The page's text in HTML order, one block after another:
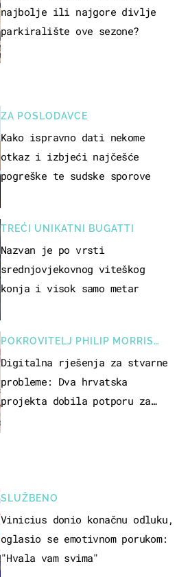
najbolje ili najgore divlje
parkiralište ove sezone?
SLUŽBENO
Vinicius donio konačnu odluku,
oglasio se emotivnom porukom:
"Hvala vam svima"
ZA POSLODAVCE
Kako ispravno dati nekome
otkaz i izbjeći najčešće
pogreške te sudske sporove
TREĆI UNIKATNI BUGATTI
Nazvan je po vrsti
srednjovjekovnog viteškog
konja i visok samo metar
POKROVITELJ PHILIP MORRIS
ZAGREB
Digitalna rješenja za stvarne
probleme: Dva hrvatska
projekta dobila potporu za